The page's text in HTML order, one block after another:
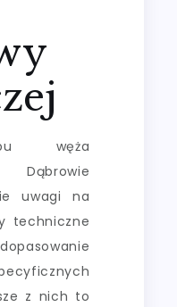
węża
uwagi na
techniczne
z nich to